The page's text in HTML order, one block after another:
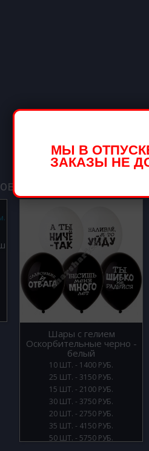
Шары с гелием
Оскорбительные черно -
белый
10 ШТ. - 1400 РУБ.
15 ШТ. - 2100 РУБ.
20 ШТ. - 2750 РУБ.
25 ШТ. - 3150 РУБ.
30 ШТ. - 3750 РУБ.
35 ШТ. - 4150 РУБ.
50 ШТ. - 5750 РУБ.
МЫ В
ЗАКАЗЫ НЕ